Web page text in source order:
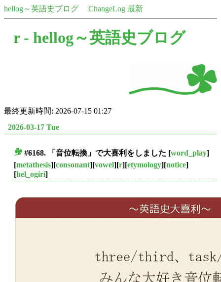
hellog～英語史ブログ ChangeLog 最新
r - hellog～英語史ブログ
最終更新時間: 2026-07-15 01:27
2026-03-17 Tue
#6168. 「音位転換」で大喜利をしました [word_play]
[metathesis][consonant][vowel][r][etymology][notice]
[hel_ogiri]